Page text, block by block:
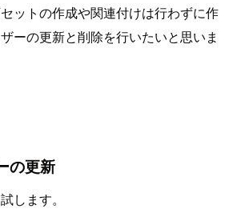
ットの作成や関連付けは行わずに作
ーの更新と削除を行いたいと思いま
の更新
します。